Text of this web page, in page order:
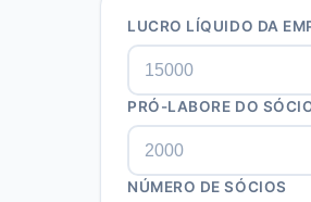
LUCRO LÍQUIDO DA
PRÓ-LABORE DO
NÚMERO DE SÓCIOS